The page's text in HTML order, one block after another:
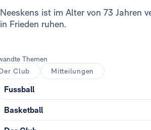
Neeskens ist im Alter von 73 Jahren
in Frieden ruhen.
Themen
Club
Mitteilungen
Fussball
Basketball